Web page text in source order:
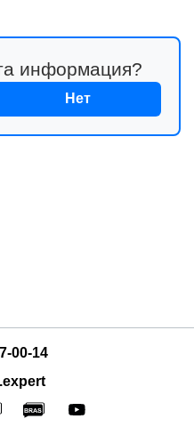
информация?
Нет
00-14